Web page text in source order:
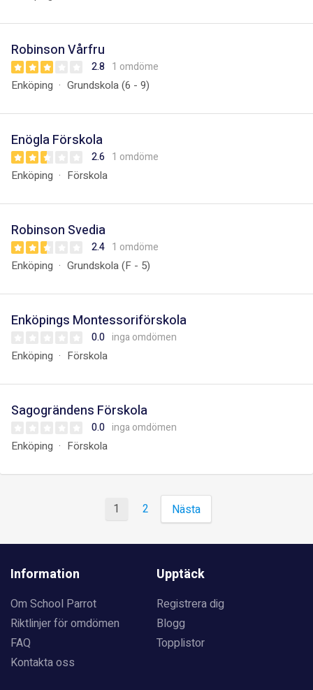
Robinson Vårfru
2.8 1 omdöme
Enköping Grundskola (6 - 9)
Enögla Förskola
2.6 1 omdöme
Enköping Förskola
Robinson Svedia
2.4 1 omdöme
Enköping Grundskola (F - 5)
Enköpings Montessoriförskola
0.0 inga omdömen
Enköping Förskola
Sagogrändens Förskola
0.0 inga omdömen
Enköping Förskola
1 2 Nästa
Information
Om School Parrot
Riktlinjer för omdömen
FAQ
Kontakta oss
Upptäck
Registrera dig
Blogg
Topplistor